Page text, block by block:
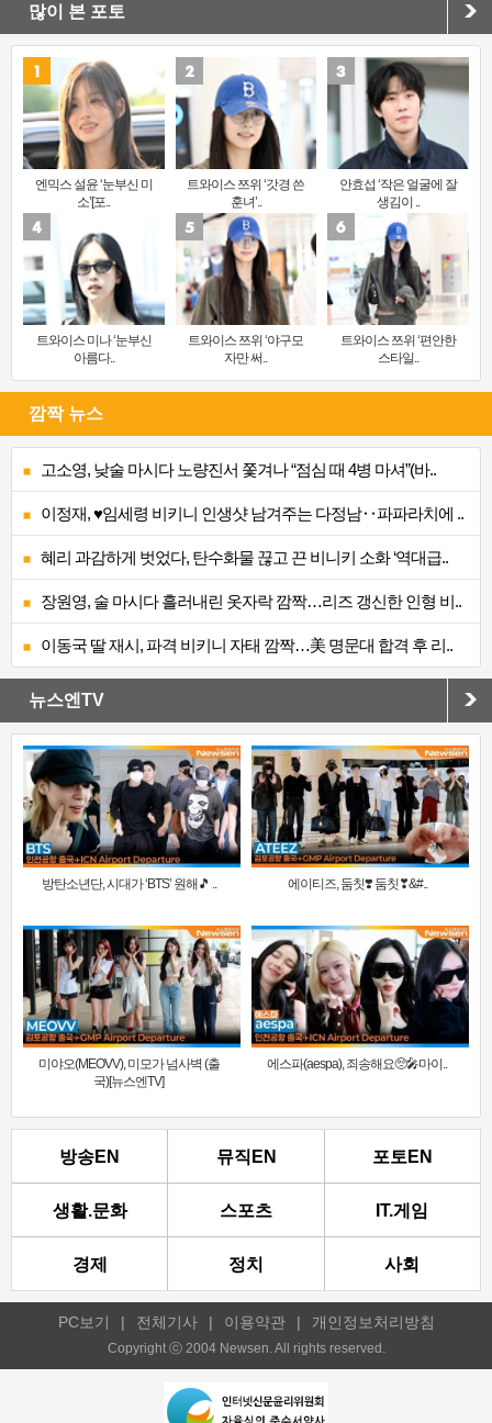
많이 본 포토
엔믹스 설윤 ‘눈부신 미
소’[포..
트와이스 쯔위 ‘갓경 쓴
훈녀’..
안효섭 ‘작은 얼굴에 잘
생김이 ..
트와이스 미나 ‘눈부신
아름다..
트와이스 쯔위 ‘야구모
자만 써..
트와이스 쯔위 ‘편안한
스타일..
깜짝 뉴스
고소영, 낮술 마시다 노량진서 쫓겨나 “점심 때 4병 마셔”(바..
이정재, ♥임세령 비키니 인생샷 남겨주는 다정남‥파파라치에 ..
혜리 과감하게 벗었다, 탄수화물 끊고 끈 비니키 소화 ‘역대급..
장원영, 술 마시다 흘러내린 옷자락 깜짝…리즈 갱신한 인형 비..
이동국 딸 재시, 파격 비키니 자태 깜짝…美 명문대 합격 후 리..
뉴스엔TV
방탄소년단, 시대가 ‘BTS’ 원해🎵 .. 에이티즈, 둠칫❣️ 둠칫❣&#..
미야오(MEOVV), 미모가 넘사벽 (출
국)[뉴스엔TV]
에스파(aespa), 죄송해요🥺🎤마이..
방송EN 뮤직EN 포토EN
생활.문화 스포츠 IT.게임
경제 정치 사회
PC보기 | 전체기사 | 이용약관 | 개인정보처리방침
Copyright ⓒ 2004 Newsen. All rights reserved.